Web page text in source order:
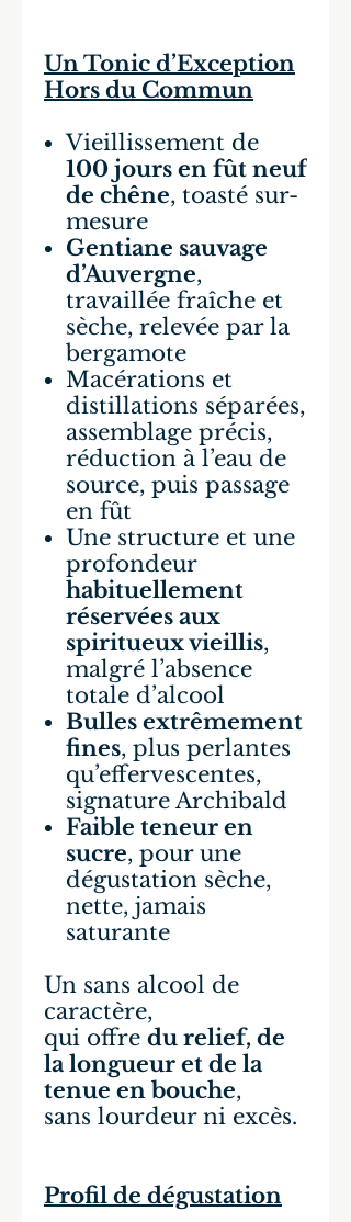
Un Tonic d’Exception
Hors du Commun
Vieillissement de
100 jours en fût neuf
de chêne, toasté sur-
mesure
Gentiane sauvage
d’Auvergne,
travaillée fraîche et
sèche, relevée par la
bergamote
Macérations et
distillations séparées,
assemblage précis,
réduction à l’eau de
source, puis passage
en fût
Une structure et une
profondeur
habituellement
réservées aux
spiritueux vieillis,
malgré l’absence
totale d’alcool
Bulles extrêmement
fines, plus perlantes
qu’effervescentes,
signature Archibald
Faible teneur en
sucre, pour une
dégustation sèche,
nette, jamais
saturante
Un sans alcool de
caractère,
qui offre du relief, de
la longueur et de la
tenue en bouche,
sans lourdeur ni excès.
Profil de dégustation